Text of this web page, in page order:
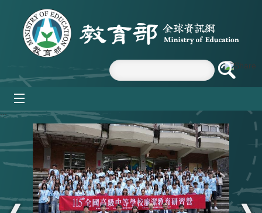
跳到主要內容區塊
:::